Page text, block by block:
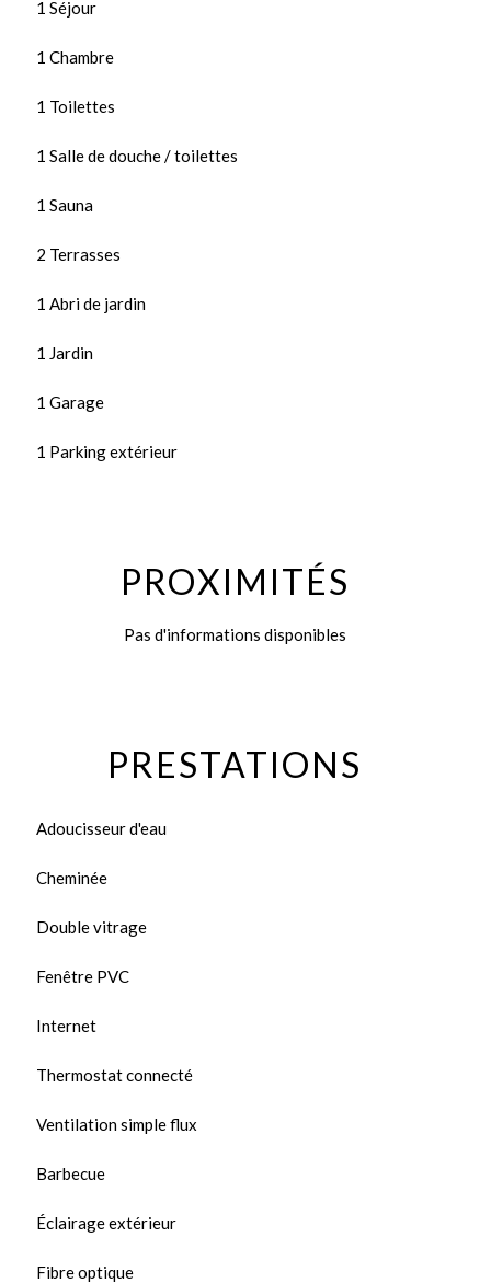
1 Séjour
1 Chambre
1 Toilettes
1 Salle de douche / toilettes
1 Sauna
2 Terrasses
1 Abri de jardin
1 Jardin
1 Garage
1 Parking extérieur
PROXIMITÉS
Pas d'informations disponibles
PRESTATIONS
Adoucisseur d'eau
Cheminée
Double vitrage
Fenêtre PVC
Internet
Thermostat connecté
Ventilation simple flux
Barbecue
Éclairage extérieur
Fibre optique